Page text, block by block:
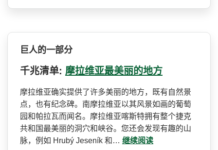
巨人的一部分
千兆清单: 摩拉维亚最美丽的地方
摩拉维亚确实提供了许多美丽­的地方，既有自然景
点，也有纪念碑。南摩拉维亚以其­风景如画的葡萄
园和帕拉瓦而闻名。摩拉维亚喀斯特拥­有整个捷克
共和国最美丽的洞穴和峡谷。您还会发现有­趣的山
脉，例如 Hrubý Jeseník 和… 继续阅读